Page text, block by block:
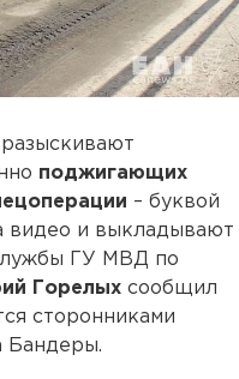
поджигающих
– буквой
видео и выкладывают
ГУ МВД по
Горелых сообщил
сторонниками
Бандеры.